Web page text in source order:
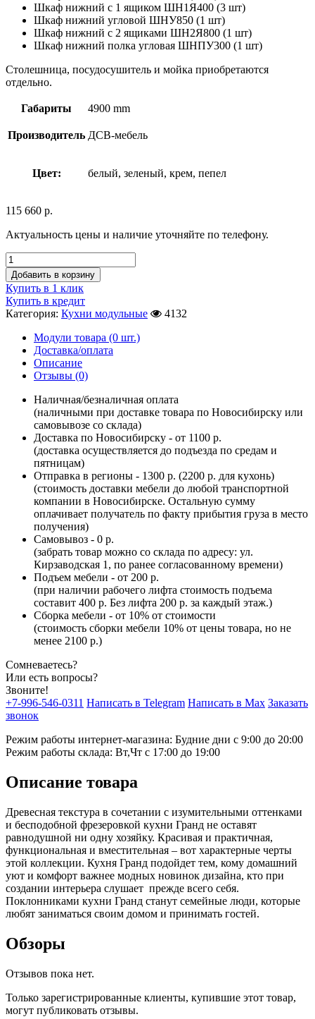
Шкаф нижний с 1 ящиком ШН1Я400 (3 шт)
Шкаф нижний угловой ШНУ850 (1 шт)
Шкаф нижний с 2 ящиками ШН2Я800 (1 шт)
Шкаф нижний полка угловая ШНПУ300 (1 шт)
Столешница, посудосушитель и мойка приобретаются
отдельно.
Габариты 4900 mm
Производитель ДСВ-мебель
Цвет: белый, зеленый, крем, пепел
115 660 р.
Актуальность цены и наличие уточняйте по телефону.
Добавить в корзину
Купить в 1 клик
Купить в кредит
Категория: Кухни модульные
4132
Модули товара (0 шт.)
Доставка/оплата
Описание
Отзывы (0)
Наличная/безналичная оплата
(наличными при доставке товара по Новосибирску или
самовывозе со склада)
Доставка по Новосибирску - от 1100 р.
(доставка осуществляется до подъезда по средам и
пятницам)
Отправка в регионы - 1300 р. (2200 р. для кухонь)
(стоимость доставки мебели до любой транспортной
компании в Новосибирске. Остальную сумму
оплачивает получатель по факту прибытия груза в место
получения)
Самовывоз - 0 р.
(забрать товар можно со склада по адресу: ул.
Кирзаводская 1, по ранее согласованному времени)
Подъем мебели - от 200 р.
(при наличии рабочего лифта стоимость подъема
составит 400 р. Без лифта 200 р. за каждый этаж.)
Сборка мебели - от 10% от стоимости
(стоимость сборки мебели 10% от цены товара, но не
менее 2100 р.)
Сомневаетесь?
Или есть вопросы?
Звоните!
+7-996-546-0311 Написать в Telegram Написать в Max Заказать
звонок
Режим работы интернет-магазина: Будние дни с 9:00 до 20:00
Режим работы склада: Вт,Чт с 17:00 до 19:00
Описание товара
Древесная текстура в сочетании с изумительными оттенками
и бесподобной фрезеровкой кухни Гранд не оставят
равнодушной ни одну хозяйку. Красивая и практичная,
функциональная и вместительная – вот характерные черты
этой коллекции. Кухня Гранд подойдет тем, кому домашний
уют и комфорт важнее модных новинок дизайна, кто при
создании интерьера слушает прежде всего себя.
Поклонниками кухни Гранд станут семейные люди, которые
любят заниматься своим домом и принимать гостей.
Обзоры
Отзывов пока нет.
Только зарегистрированные клиенты, купившие этот товар,
могут публиковать отзывы.